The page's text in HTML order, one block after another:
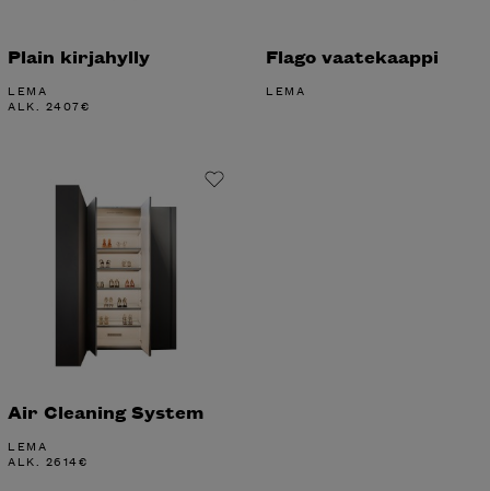
Plain kirjahylly
LEMA
ALK. 2407€
Flago vaatekaappi
LEMA
Air Cleaning System
LEMA
ALK. 2614€